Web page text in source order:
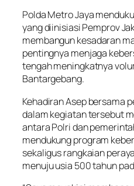
Polda Metro Jaya
yang diinisiasi Pemprov
membangun kesadaran
pentingnya menjaga
tengah meningkatnya
Bantargebang.
Kehadiran Asep bersama
dalam kegiatan tersebut
antara Polri dan
mendukung program
sekaligus rangkaian
menuju usia 500 tahun